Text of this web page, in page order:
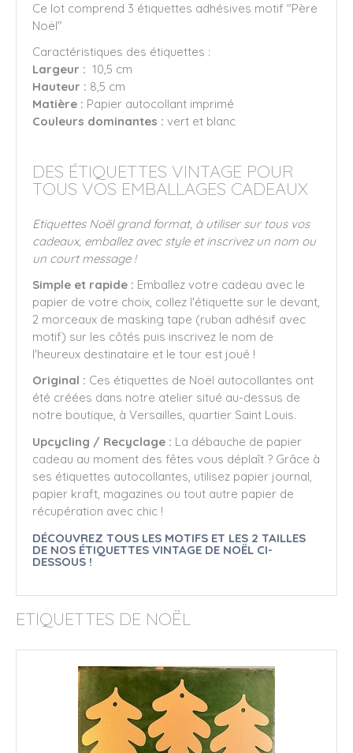
Ce lot comprend 3 étiquettes adhésives motif "Père
Noël"
Caractéristiques des étiquettes :
Largeur : 10,5 cm
Hauteur : 8,5 cm
Matière : Papier autocollant imprimé
Couleurs dominantes : vert et blanc
DES ÉTIQUETTES VINTAGE POUR
TOUS VOS EMBALLAGES CADEAUX
Etiquettes Noël grand format, à utiliser sur tous vos
cadeaux, emballez avec style et inscrivez un nom ou
un court message !
Simple et rapide : Emballez votre cadeau avec le
papier de votre choix, collez l'étiquette sur le devant,
2 morceaux de masking tape (ruban adhésif avec
motif) sur les côtés puis inscrivez le nom de
l'heureux destinataire et le tour est joué !
Original : Ces étiquettes de Noël autocollantes ont
été créées dans notre atelier situé au-dessus de
notre boutique, à Versailles, quartier Saint Louis.
Upcycling / Recyclage : La débauche de papier
cadeau au moment des fêtes vous déplaît ? Grâce à
ses étiquettes autocollantes, utilisez papier journal,
papier kraft, magazines ou tout autre papier de
récupération avec chic !
DÉCOUVREZ TOUS LES MOTIFS ET LES 2 TAILLES
DE NOS ÉTIQUETTES VINTAGE DE NOËL CI-
DESSOUS !
ETIQUETTES DE NOËL